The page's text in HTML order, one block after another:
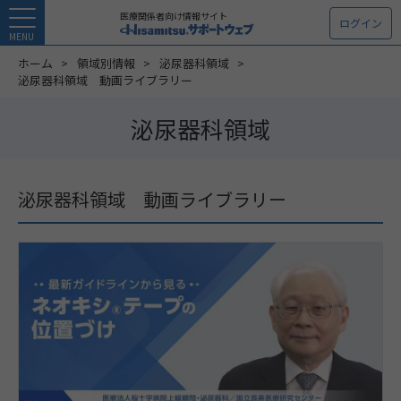
MENU
医療関係者向け情報サイト ログイン
ホーム 領域別情報
泌尿器科領域
泌尿器科領域 動画ライブラリー
泌尿器科領域
泌尿器科領域 動画ライブラリー